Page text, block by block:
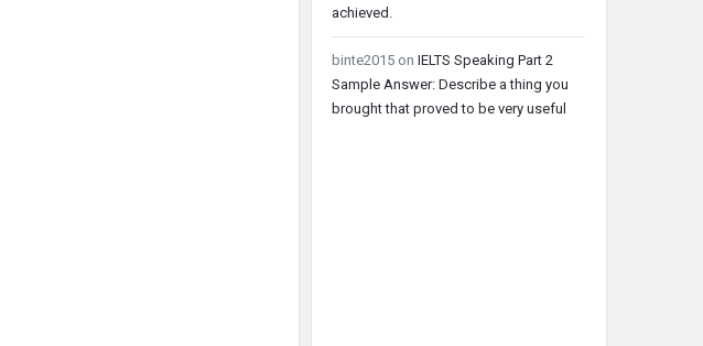
achieved.
binte2015 on IELTS Speaking Part 2
Sample Answer: Describe a thing you
brought that proved to be very useful